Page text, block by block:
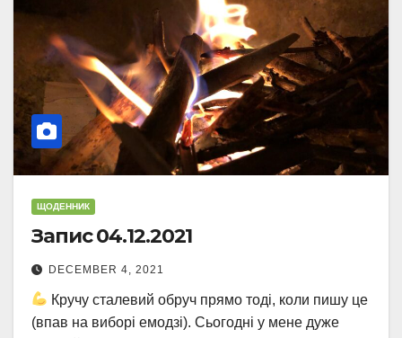
ЩОДЕННИК
Запис 04.12.2021
DECEMBER 4, 2021
Кручу сталевий обруч прямо тоді, коли пишу це
(впав на виборі емодзі). Сьогодні у мене дуже